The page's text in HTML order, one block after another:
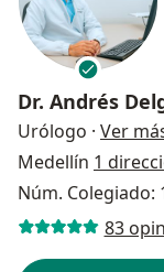
Dr. Andrés
Urólogo · Ver
Medellín 1
Núm. Colegiado:
83